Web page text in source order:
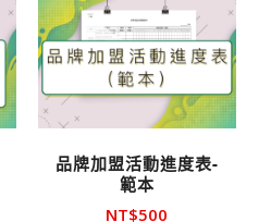
品牌加盟活動進度表-
範本
NT$500